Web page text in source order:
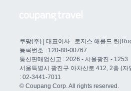
쿠팡(주) | 대표이사 : 로저스 해롤드 린
등록번호 : 120-88-00767
통신판매업신고 : 2026 - 서울광진 - 1253
서울특별시 광진구 아차산로 412, 2층 (
: 02-3441-7011
© Coupang Corp. All rights reserved.